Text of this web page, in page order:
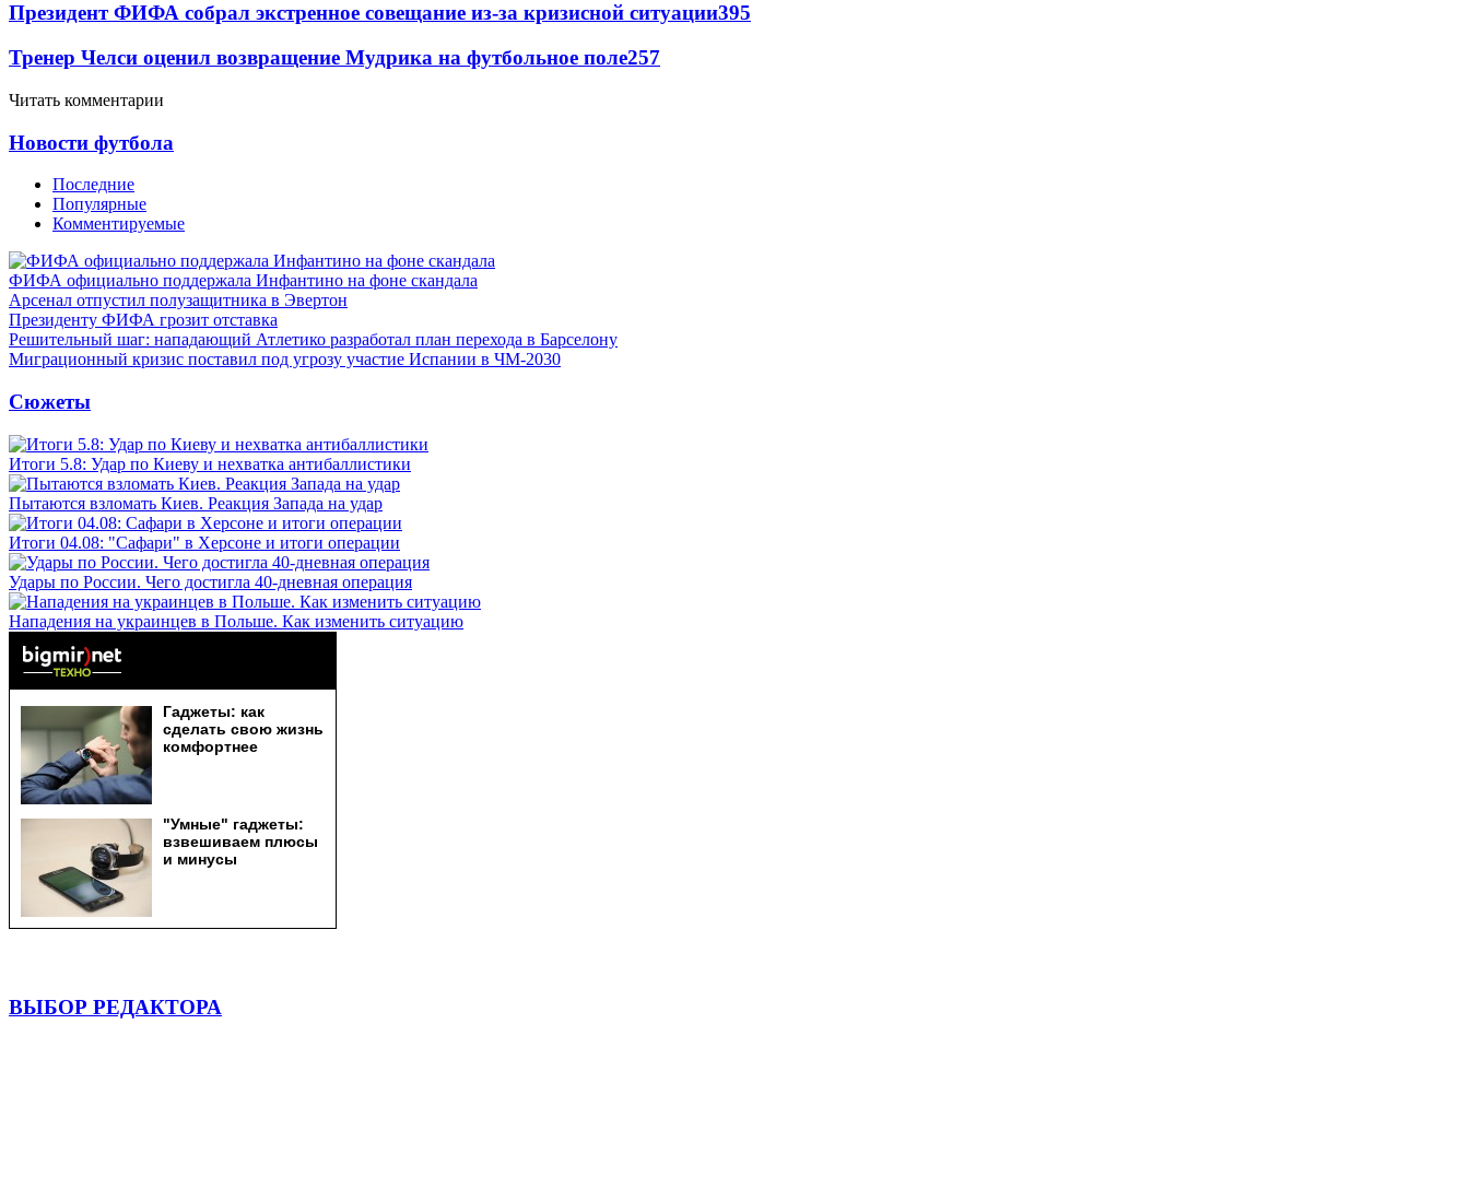
Президент ФИФА собрал экстренное совещание из-за кризисной ситуации395
Тренер Челси оценил возвращение Мудрика на футбольное поле257
Читать комментарии
Новости футбола
Последние
Популярные
Комментируемые
ФИФА официально поддержала Инфантино на фоне скандала
Арсенал отпустил полузащитника в Эвертон
Президенту ФИФА грозит отставка
Решительный шаг: нападающий Атлетико разработал план перехода в Барселону
Миграционный кризис поставил под угрозу участие Испании в ЧМ-2030
Сюжеты
Итоги 5.8: Удар по Киеву и нехватка антибаллистики
Пытаются взломать Киев. Реакция Запада на удар
Итоги 04.08: "Сафари" в Херсоне и итоги операции
Удары по России. Чего достигла 40-дневная операция
Нападения на украинцев в Польше. Как изменить ситуацию
ВЫБОР РЕДАКТОРА